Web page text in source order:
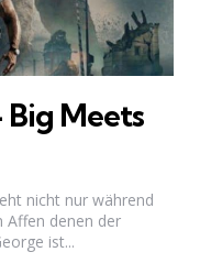
Big Meets
nicht nur während
Affen denen der
ist...